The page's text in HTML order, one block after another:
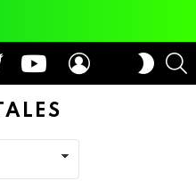
youtube
SKIN